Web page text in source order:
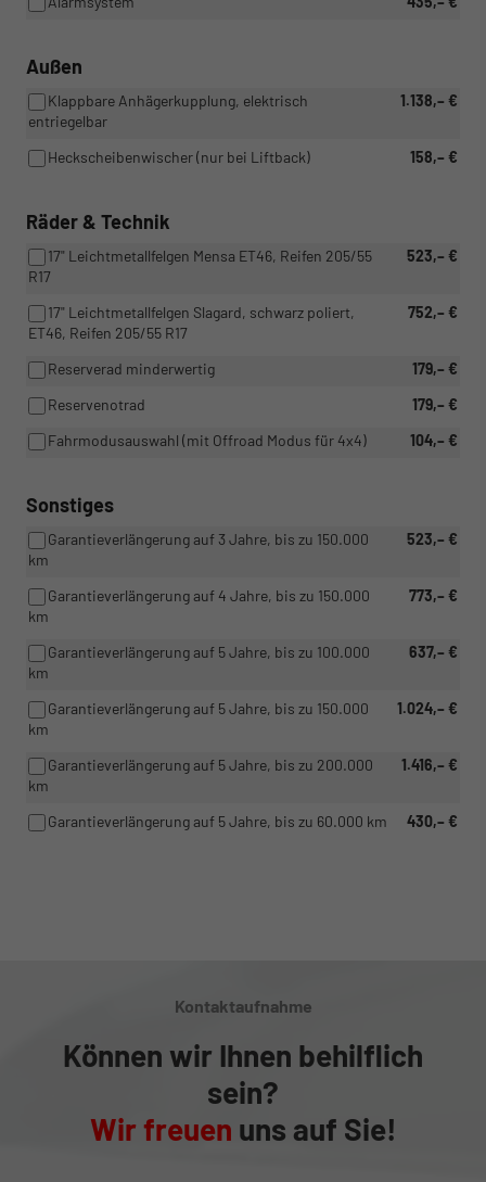
Außen
1.138,– €
Klappbare Anhägerkupplung, elektrisch
entriegelbar
158,– €
Heckscheibenwischer (nur bei Liftback)
Räder & Technik
523,– €
17" Leichtmetallfelgen Mensa ET46, Reifen 205/55
R17
752,– €
17" Leichtmetallfelgen Slagard, schwarz poliert,
ET46, Reifen 205/55 R17
179,– €
Reserverad minderwertig
179,– €
Reservenotrad
104,– €
Fahrmodusauswahl (mit Offroad Modus für 4x4)
Sonstiges
523,– €
Garantieverlängerung auf 3 Jahre, bis zu 150.000
km
773,– €
Garantieverlängerung auf 4 Jahre, bis zu 150.000
km
637,– €
Garantieverlängerung auf 5 Jahre, bis zu 100.000
km
1.024,– €
Garantieverlängerung auf 5 Jahre, bis zu 150.000
km
1.416,– €
Garantieverlängerung auf 5 Jahre, bis zu 200.000
km
430,– €
Garantieverlängerung auf 5 Jahre, bis zu 60.000 km
Kontaktaufnahme
Können wir Ihnen behilflich
sein?
Wir freuen uns auf Sie!